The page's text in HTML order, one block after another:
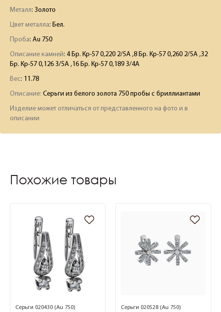
Металл: Золото
Цвет металла: Бел.
Проба: Au 750
Описание камней: 4 Бр. Кр-57 0,220 2/5А ,8 Бр. Кр-57 0,260 2/5А ,32
Бр. Кр-57 0,126 3/5А ,16 Бр. Кр-57 0,189 3/4А
Вес: 11.78
Описание: Серьги из белого золота 750 пробы с бриллиантами
Изделие может отличаться от представленного на фото и в
описании
Похожие товары
Серьги 020430 (Au 750) Серьги 020528 (Au 750)